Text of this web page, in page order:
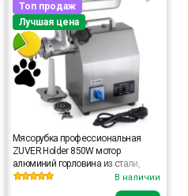
Топ продаж
Лучшая цена
Мясорубка профессиональная
ZUVER Holder 850W мотор
алюминий горловина из стали,
непостоянный реверс, ручка для
В наличии